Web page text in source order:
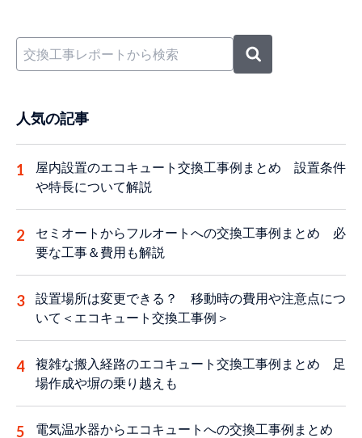
人気の記事
屋内設置のエコキュート交換工事例まとめ 設置条件
や特長について解説
セミオートからフルオートへの交換工事例まとめ 必
要な工事＆費用も解説
設置場所は変更できる？ 移動時の費用や注意点につ
いて＜エコキュート交換工事例＞
複雑な搬入経路のエコキュート交換工事例まとめ 足
場作成や塀の乗り越えも
電気温水器からエコキュートへの交換工事例まとめ